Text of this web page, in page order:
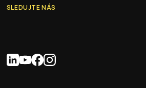
SLEDUJTE NÁS